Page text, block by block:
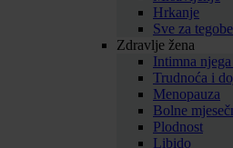
Hrkanje
Sve za tegobe
Zdravlje žena
Intimna
Trudnoća i
Menopauza
Bolne
Plodnost
Libido